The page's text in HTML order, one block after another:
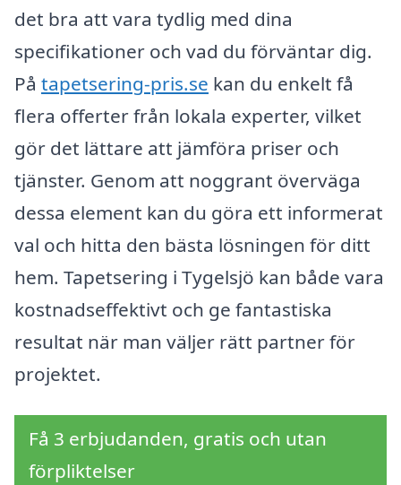
det bra att vara tydlig med dina
specifikationer och vad du förväntar dig.
På tapetsering-pris.se kan du enkelt få
flera offerter från lokala experter, vilket
gör det lättare att jämföra priser och
tjänster. Genom att noggrant överväga
dessa element kan du göra ett informerat
val och hitta den bästa lösningen för ditt
hem. Tapetsering i Tygelsjö kan både vara
kostnadseffektivt och ge fantastiska
resultat när man väljer rätt partner för
projektet.
Få 3 erbjudanden, gratis och utan
förpliktelser